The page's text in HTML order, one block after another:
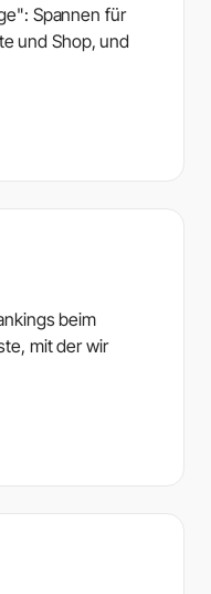
Spannen für
und Shop, und
beim
mit der wir